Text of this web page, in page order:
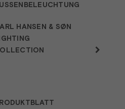
HANSEN & SØN